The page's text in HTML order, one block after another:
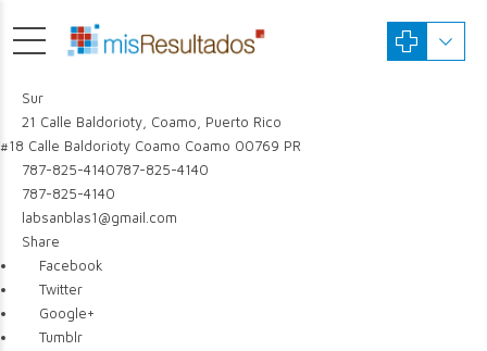
Sur
21 Calle Baldorioty, Coamo, Puerto Rico
#18 Calle Baldorioty Coamo Coamo 00769 PR
787-825-4140787-825-4140
787-825-4140
labsanblas1@gmail.com
Share
Facebook
Twitter
Google+
Tumblr